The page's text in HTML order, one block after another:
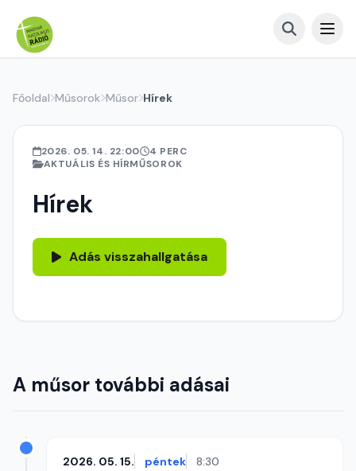
Főoldal Műsorok Műsor Hírek
2026. 05. 14. 22:00
4 PERC
AKTUÁLIS ÉS HÍRMŰSOROK
Hírek
Adás visszahallgatása
A műsor további adásai
2026. 05. 15. péntek 8:30